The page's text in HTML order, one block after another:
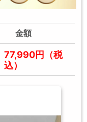
金額
77,990円（税
込）